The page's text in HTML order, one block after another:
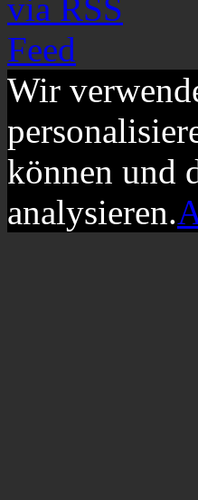
Wir
können und
analysieren.